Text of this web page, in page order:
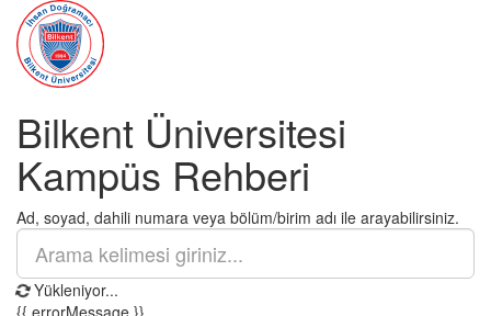
Bilkent Üniversitesi
Kampüs Rehberi
Ad, soyad, dahili numara veya bölüm/birim adı ile arayabilirsiniz.
Yükleniyor...
{{ errorMessage }}